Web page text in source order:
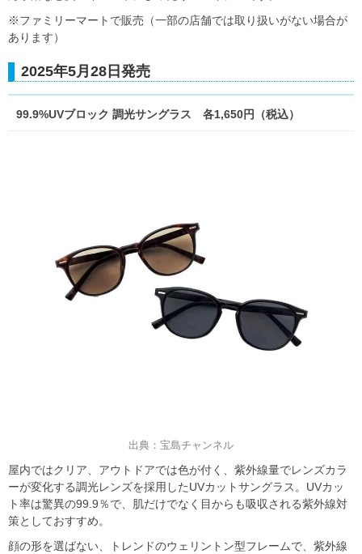
※ファミリーマートで販売（一部の店舗では取り扱いがない場合が
あります）
2025年5月28日発売
99.9%UVブロック 調光サングラス 各1,650円（税込）
出典：宝島チャンネル
屋内ではクリア、アウトドアでは色が付く、紫外線量でレンズカラ
ーが変化する調光レンズを採用したUVカットサングラス。UVカッ
ト率は驚異の99.9％で、肌だけでなく目からも吸収される紫外線対
策としておすすめ。
顔の形を選ばない、トレンドのウェリントン型フレームで、紫外線